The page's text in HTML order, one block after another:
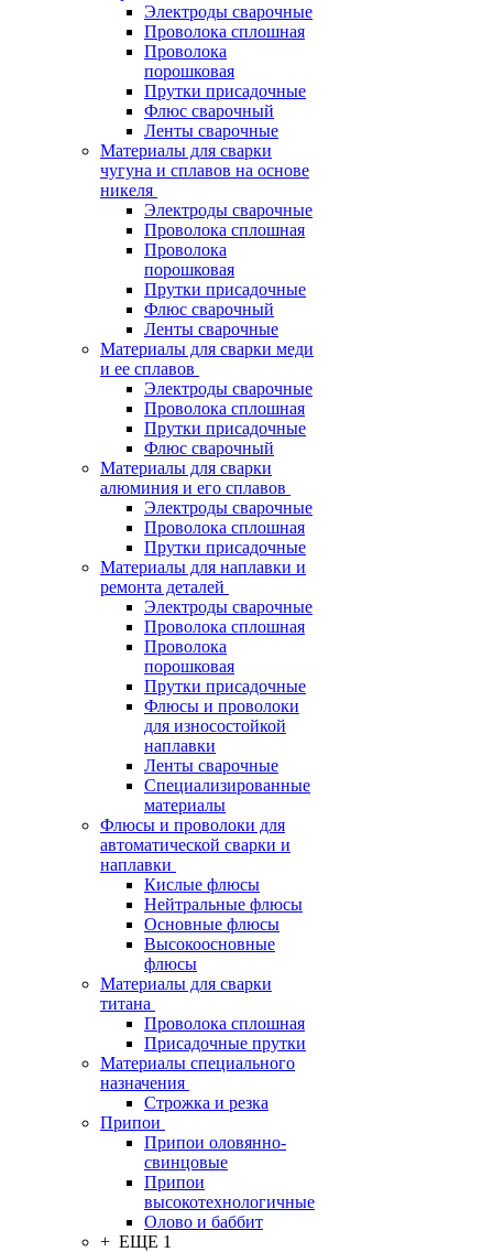
Электроды сварочные
Проволока сплошная
Проволока
порошковая
Прутки присадочные
Флюс сварочный
Ленты сварочные
Материалы для сварки
чугуна и сплавов на основе
никеля
Электроды сварочные
Проволока сплошная
Проволока
порошковая
Прутки присадочные
Флюс сварочный
Ленты сварочные
Материалы для сварки меди
и ее сплавов
Электроды сварочные
Проволока сплошная
Прутки присадочные
Флюс сварочный
Материалы для сварки
алюминия и его сплавов
Электроды сварочные
Проволока сплошная
Прутки присадочные
Материалы для наплавки и
ремонта деталей
Электроды сварочные
Проволока сплошная
Проволока
порошковая
Прутки присадочные
Флюсы и проволоки
для износостойкой
наплавки
Ленты сварочные
Специализированные
материалы
Флюсы и проволоки для
автоматической сварки и
наплавки
Кислые флюсы
Нейтральные флюсы
Основные флюсы
Высокоосновные
флюсы
Материалы для сварки
титана
Проволока сплошная
Присадочные прутки
Материалы специального
назначения
Строжка и резка
Припои
Припои оловянно-
свинцовые
Припои
высокотехнологичные
Олово и баббит
+ ЕЩЕ 1